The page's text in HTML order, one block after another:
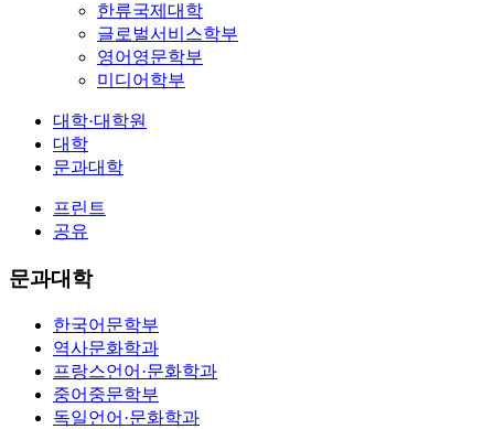
한류국제대학
글로벌서비스학부
영어영문학부
미디어학부
대학·대학원
대학
문과대학
프린트
공유
문과대학
한국어문학부
역사문화학과
프랑스언어·문화학과
중어중문학부
독일언어·문화학과